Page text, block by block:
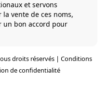
et servons
vente de ces noms,
un bon accord pour
droits réservés | Conditions
de confidentialité